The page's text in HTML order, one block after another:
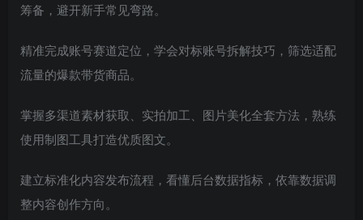
筹备，避开新手常见弯路。
精准完成账号赛道定位，学会对标账号拆解技巧，筛选适配
流量的爆款带货商品。
掌握多渠道素材获取、实拍加工、图片美化全套方法，熟练
使用制图工具打造优质图文。
建立标准化内容发布流程，看懂后台数据指标，依靠数据调
整内容创作方向。